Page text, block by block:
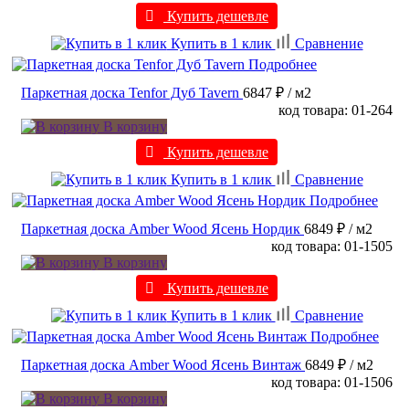
Купить дешевле
Купить в 1 клик
Сравнение
Подробнее
Паркетная доска Tenfor Дуб Tavern 6847 ₽ / м2
код товара: 01-264
В корзину
Купить дешевле
Купить в 1 клик
Сравнение
Подробнее
Паркетная доска Amber Wood Ясень Нордик 6849 ₽ / м2
код товара: 01-1505
В корзину
Купить дешевле
Купить в 1 клик
Сравнение
Подробнее
Паркетная доска Amber Wood Ясень Винтаж 6849 ₽ / м2
код товара: 01-1506
В корзину